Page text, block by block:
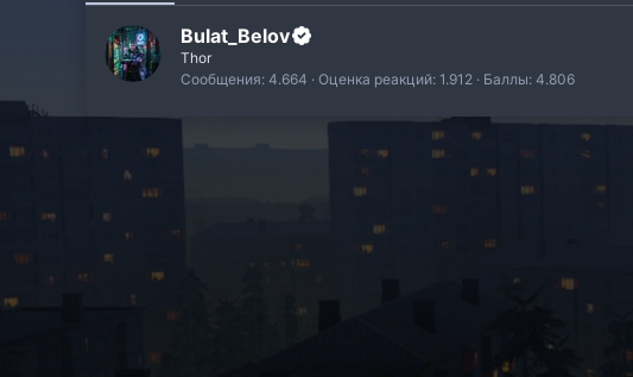
Bulat_Belov
Thor
Сообщения 4.664 Оценка реакций 1.912 Баллы 4.806